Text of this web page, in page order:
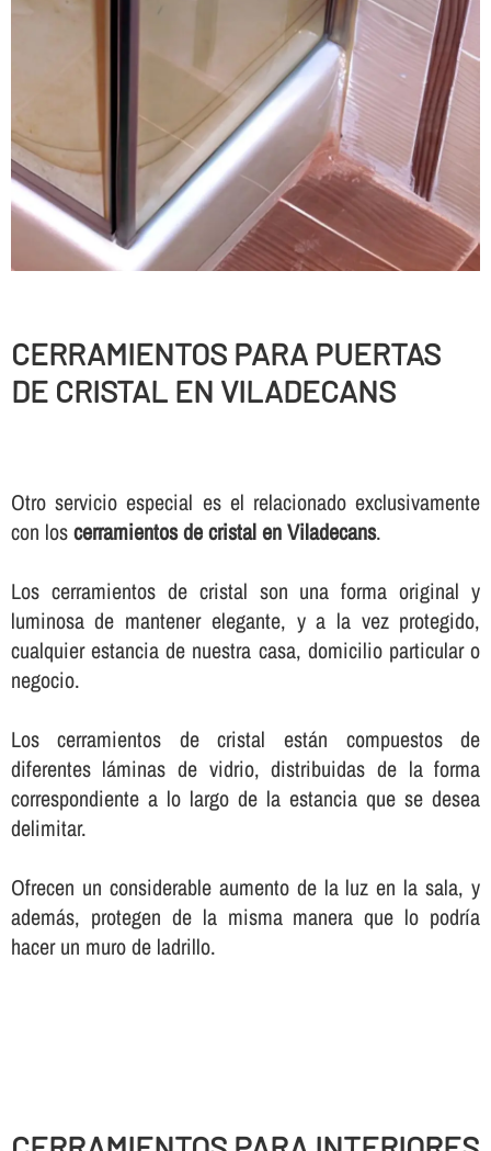
CERRAMIENTOS PARA PUERTAS
DE CRISTAL EN VILADECANS
Otro servicio especial es el relacionado exclusivamente
con loscerramientos de cristal en Viladecans.
Los cerramientos de cristal son una forma original y
luminosa de mantener elegante, y a la vez protegido,
cualquier estancia de nuestra casa, domicilio particular o
negocio.
Los cerramientos de cristal están compuestos de
diferentes láminas de vidrio, distribuidas de la forma
correspondiente a lo largo de la estancia que se desea
delimitar.
Ofrecen un considerable aumento de la luz en la sala, y
además, protegen de la misma manera que lo podrí­a
hacer un muro de ladrillo.